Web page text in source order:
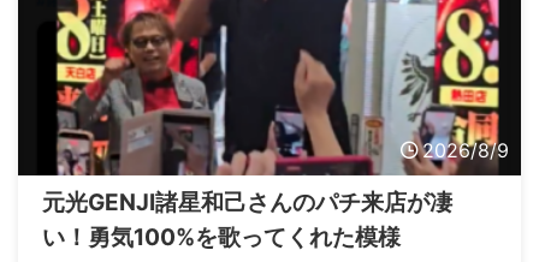
2026/8/9
元光GENJI諸星和己さんのパチ来店が凄
い！勇気100%を歌ってくれた模様